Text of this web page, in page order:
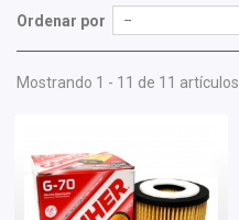
Ordenar por --
Mostrando 1 - 11 de 11 artículos